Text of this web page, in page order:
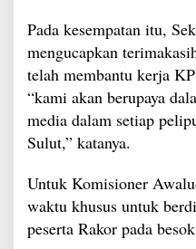
Pada kesempatan itu,
mengucapkan
telah membantu kerja
“kami akan berupaya
media dalam setiap
Sulut,” katanya.
Untuk Komisioner
waktu khusus untuk
peserta Rakor pada